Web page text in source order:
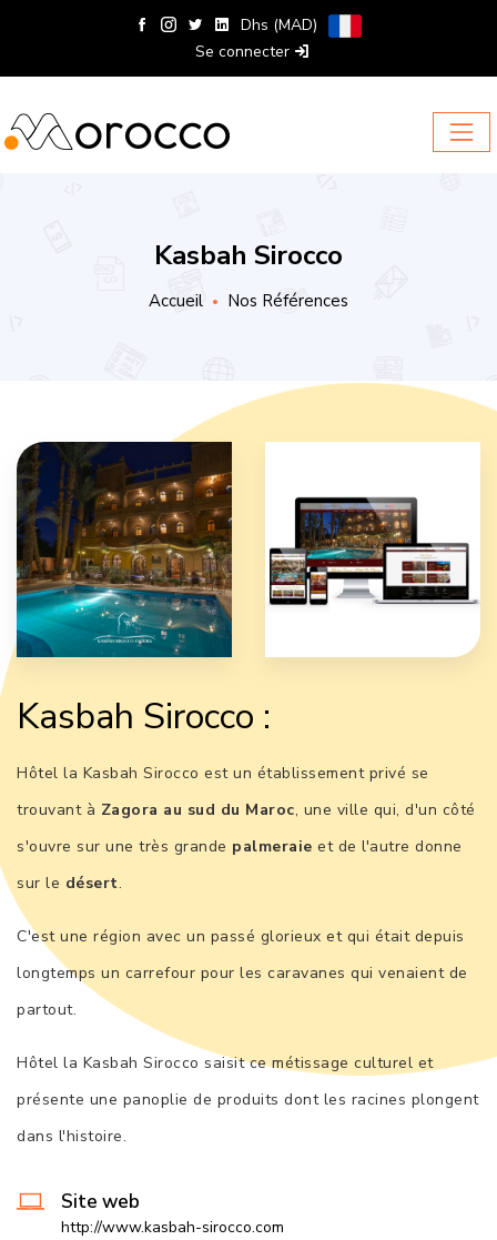
Dhs (MAD)
Se connecter
Kasbah Sirocco
Accueil Nos Références
Kasbah Sirocco :
Hôtel la Kasbah Sirocco est un établissement privé se
trouvant à Zagora au sud du Maroc, une ville qui, d'un côté
s'ouvre sur une très grande palmeraie et de l'autre donne
sur le désert.
C'est une région avec un passé glorieux et qui était depuis
longtemps un carrefour pour les caravanes qui venaient de
partout.
Hôtel la Kasbah Sirocco saisit ce métissage culturel et
présente une panoplie de produits dont les racines plongent
dans l'histoire.
Site web
http://www.kasbah-sirocco.com